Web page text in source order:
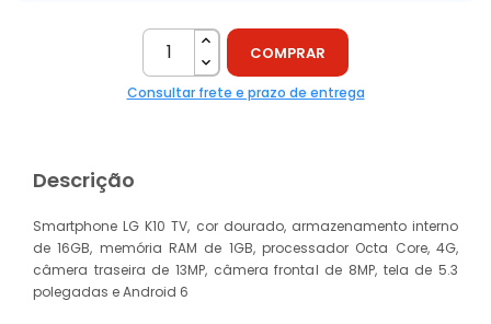
COMPRAR
Consultar frete e prazo de entrega
Descrição
Smartphone LG K10 TV, cor dourado, armazenamento interno
de 16GB, memória RAM de 1GB, processador Octa Core, 4G,
câmera traseira de 13MP, câmera frontal de 8MP, tela de 5.3
polegadas e Android 6